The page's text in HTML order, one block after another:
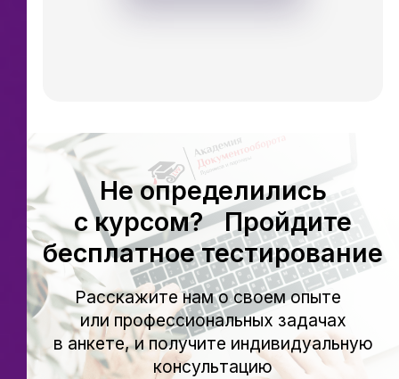
Не определились
с курсом? Пройдите
бесплатное тестирование
Расскажите нам о своем опыте
или профессиональных задачах
в анкете, и получите индивидуальную
консультацию